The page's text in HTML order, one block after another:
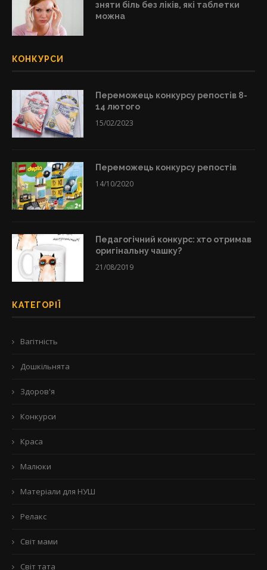
зняти біль без ліків, які таблетки
можна
КОНКУРСИ
Переможець конкурсу репостів 8-
14 лютого
15/02/2023
Переможець конкурсу репостів
14/10/2020
Педагогічний конкурс: хто отримав
оригінальну чашку?
21/08/2019
КАТЕГОРІЇ
Вагітність
Дошкільнята
Здоров'я
Конкурси
Краса
Малюки
Матеріали для НУШ
Релакс
Світ мами
Світ тата